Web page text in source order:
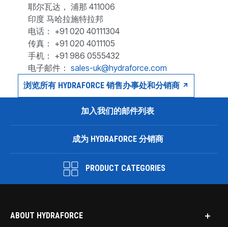
耶尔瓦达， 浦那 411006
印度 马哈拉施特拉邦
电话： +91 020 40111304
传真： +91 020 4011105
手机： +91 986 0555432
电子邮件： sales-uk@hydraforce.com
浏览所有 HYDRAFORCE 销售办事处和分销商
加入我们的邮件列表
成为 HYDRAFORCE 分销商
PRODUCT CATEGORIES
ABOUT HYDRAFORCE